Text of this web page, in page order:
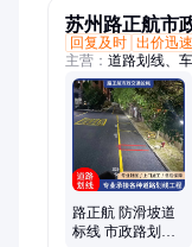
苏州路正航市
回复及时 出价迅速
主营： 道路划线、
划线、小区道路划
路正航 防滑坡道
标线 市政路划线